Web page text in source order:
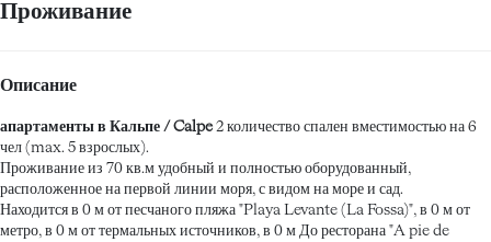
Проживание
Описание
апартаменты в Кальпе / Calpe 2 количество спален вместимостью на 6
чел (max. 5 взрослых).
Проживание из 70 кв.м удобный и полностью оборудованный,
расположенное на первой линии моря, с видом на море и сад.
Находится в 0 м от песчаного пляжа "Playa Levante (La Fossa)", в 0 м от
метро, в 0 м от термальных источников, в 0 м До ресторана "A pie de